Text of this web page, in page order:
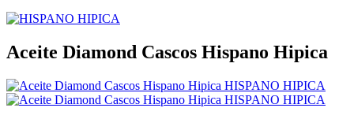
Aceite Diamond Cascos Hispano Hipica